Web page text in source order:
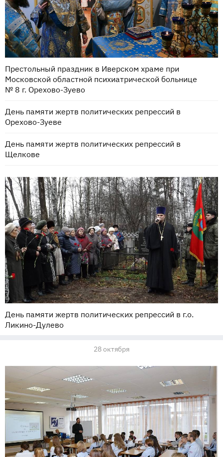
Престольный праздник в Иверском храме при
Московской областной психиатрической больнице
№ 8 г. Орехово-Зуево
День памяти жертв политических репрессий в
Орехово-Зуеве
День памяти жертв политических репрессий в
Щелкове
День памяти жертв политических репрессий в г.о.
Ликино-Дулево
28 октября